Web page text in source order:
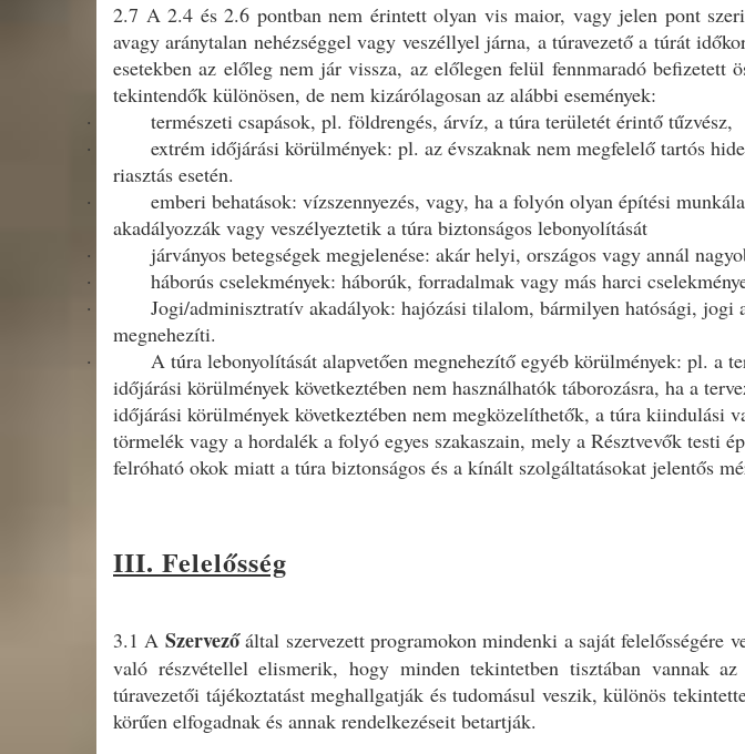
2.7 A 2.4 és 2.6 pontban nem érintett olyan vis maior, vagy jelen pont
avagy aránytalan nehézséggel vagy veszéllyel járna, a túravezető a túrát
esetekben az előleg nem jár vissza, az előlegen felül fennmaradó
tekintendők különösen, de nem kizárólagosan az alábbi események:
·
természeti csapások, pl. földrengés, árvíz, a túra területét érintő tűzvész,
·
extrém időjárási körülmények: pl. az évszaknak nem megfelelő tartós
riasztás esetén.
·
emberi behatások: vízszennyezés, vagy, ha a folyón olyan építési
akadályozzák vagy veszélyeztetik a túra biztonságos lebonyolítását
·
járványos betegségek megjelenése: akár helyi, országos vagy annál
·
háborús cselekmények: háborúk, forradalmak vagy más harci
·
Jogi/adminisztratív akadályok: hajózási tilalom, bármilyen hatósági, jogi
megnehezíti.
·
A túra lebonyolítását alapvetően megnehezítő egyéb körülmények: pl. a
időjárási körülmények következtében nem használhatók táborozásra, ha a
időjárási körülmények következtében nem megközelíthetők, a túra
törmelék vagy a hordalék a folyó egyes szakaszain, mely a Résztvevők testi
felróható okok miatt a túra biztonságos és a kínált szolgáltatásokat jelentős
III. Felelősség
3.1 A Szervezőáltal szervezett programokon mindenki a saját felelősségére
való részvétellel elismerik, hogy minden tekintetben tisztában vannak
túravezetői tájékoztatást meghallgatják és tudomásul veszik, különös
körűen elfogadnak és annak rendelkezéseit betartják.